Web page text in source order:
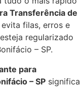
Transferência de
filas, erros e
regularizado
– SP.
para
– SP significa